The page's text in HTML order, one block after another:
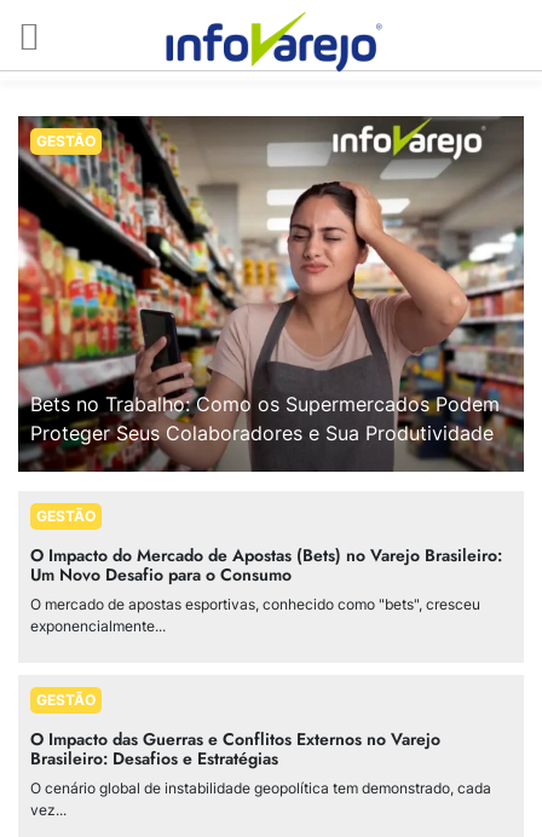
GESTÃO
Bets no Trabalho: Como os Supermercados Podem
Proteger Seus Colaboradores e Sua Produtividade
GESTÃO
O Impacto do Mercado de Apostas (Bets) no Varejo Brasileiro:
Um Novo Desafio para o Consumo
O mercado de apostas esportivas, conhecido como "bets", cresceu
exponencialmente...
GESTÃO
O Impacto das Guerras e Conflitos Externos no Varejo
Brasileiro: Desafios e Estratégias
O cenário global de instabilidade geopolítica tem demonstrado, cada
vez...